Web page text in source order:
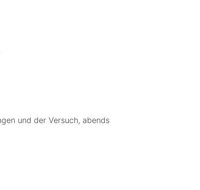
und der Versuch, abends